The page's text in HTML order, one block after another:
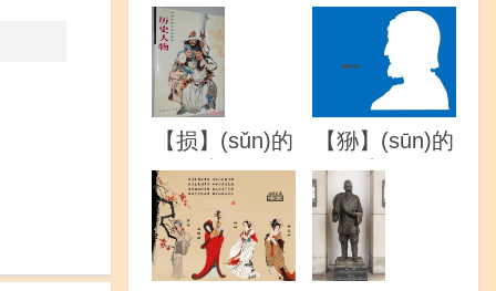
详解 详解
【损】(sǔn)的
详解
【狲】(sūn)的
详解